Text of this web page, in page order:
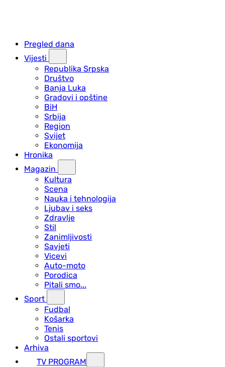
Pregled dana
Vijesti
Republika Srpska
Društvo
Banja Luka
Gradovi i opštine
BiH
Srbija
Region
Svijet
Ekonomija
Hronika
Magazin
Kultura
Scena
Nauka i tehnologija
Ljubav i seks
Zdravlje
Stil
Zanimljivosti
Savjeti
Vicevi
Auto-moto
Porodica
Pitali smo...
Sport
Fudbal
Košarka
Tenis
Ostali sportovi
Arhiva
TV PROGRAM